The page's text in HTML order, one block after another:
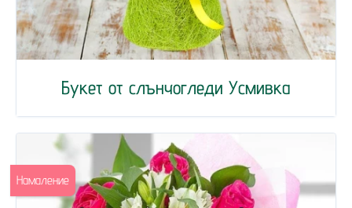
Букет от слънчогледи Усмивка
Намаление